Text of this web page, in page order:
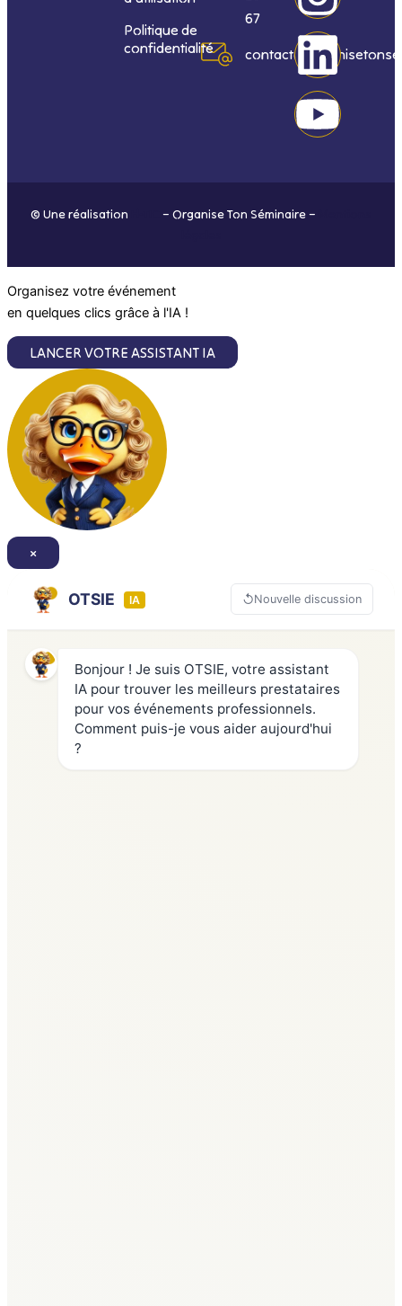
Politique de
confidentialité
67
c
e
b
s
t
a
n
k
e
u
t
u
© Une réalisation – Organise Ton Séminaire –
Organisez votre événement
en quelques clics grâce à l'IA !
LANCER VOTRE ASSISTANT IA
×